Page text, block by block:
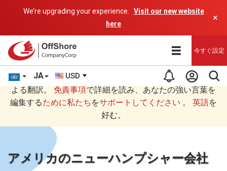
We’re upgrading your experience.
Visit our new website
here
×
JA USD
今すぐ設定
あなたは日本語 (にほんご)で読んでいますAIプログラムに
よる翻訳。 免責事項で詳細を読み、あなたの強い言葉を
編集するために私たち をサポートしてください 。 英語を
好む。
アメリカのニューハンプシャー会社